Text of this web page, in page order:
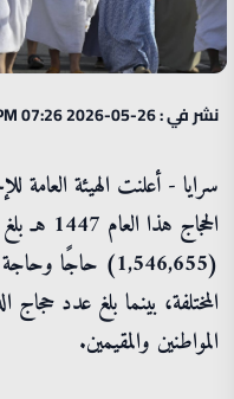
نشر في : 26-05-2026 07:26 PM
سرايا - أعلنت الهيئة العامة
(1,546,655) حاجًا
المواطنين والمقيمين.